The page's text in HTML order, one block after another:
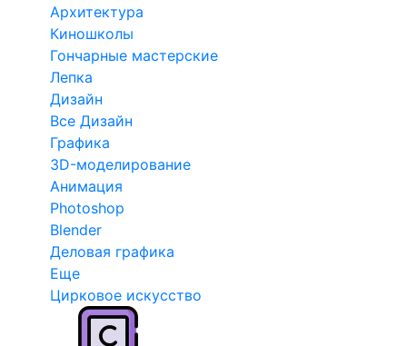
Архитектура
Киношколы
Гончарные мастерские
Лепка
Дизайн
Все Дизайн
Графика
3D-моделирование
Анимация
Photoshop
Blender
Деловая графика
Еще
Цирковое искусство